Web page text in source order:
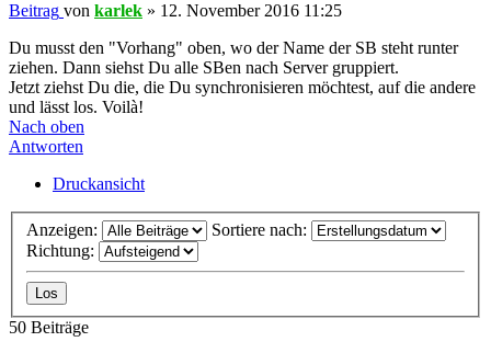
Beitrag von karlek » 12. November 2016 11:25
Du musst den "Vorhang" oben, wo der Name der SB steht runter
ziehen. Dann siehst Du alle SBen nach Server gruppiert.
Jetzt ziehst Du die, die Du synchronisieren möchtest, auf die andere
und lässt los. Voilà!
Nach oben
Antworten
Druckansicht
Anzeigen:
Sortiere nach:
Richtung:
50 Beiträge